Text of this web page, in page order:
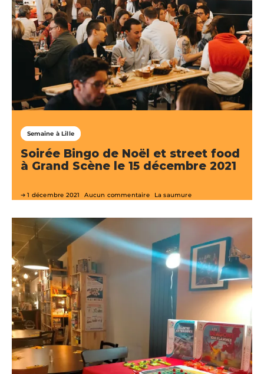
Semaine à Lille
Soirée Bingo de Noël et street food
à Grand Scène le 15 décembre 2021
1 décembre 2021 Aucun commentaire La saumure